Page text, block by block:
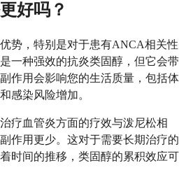
好吗？
势，特别是对于患有ANCA相关性
一种强效的抗炎类固醇，但它会带
作用会影响您的生活质量，包括体
感染风险增加。
疗血管炎方面的疗效与泼尼松相
作用更少。这对于需要长期治疗的
时间的推移，类固醇的累积效应可